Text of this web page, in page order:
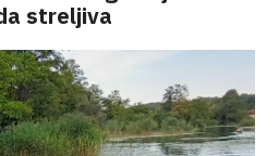
streljiva